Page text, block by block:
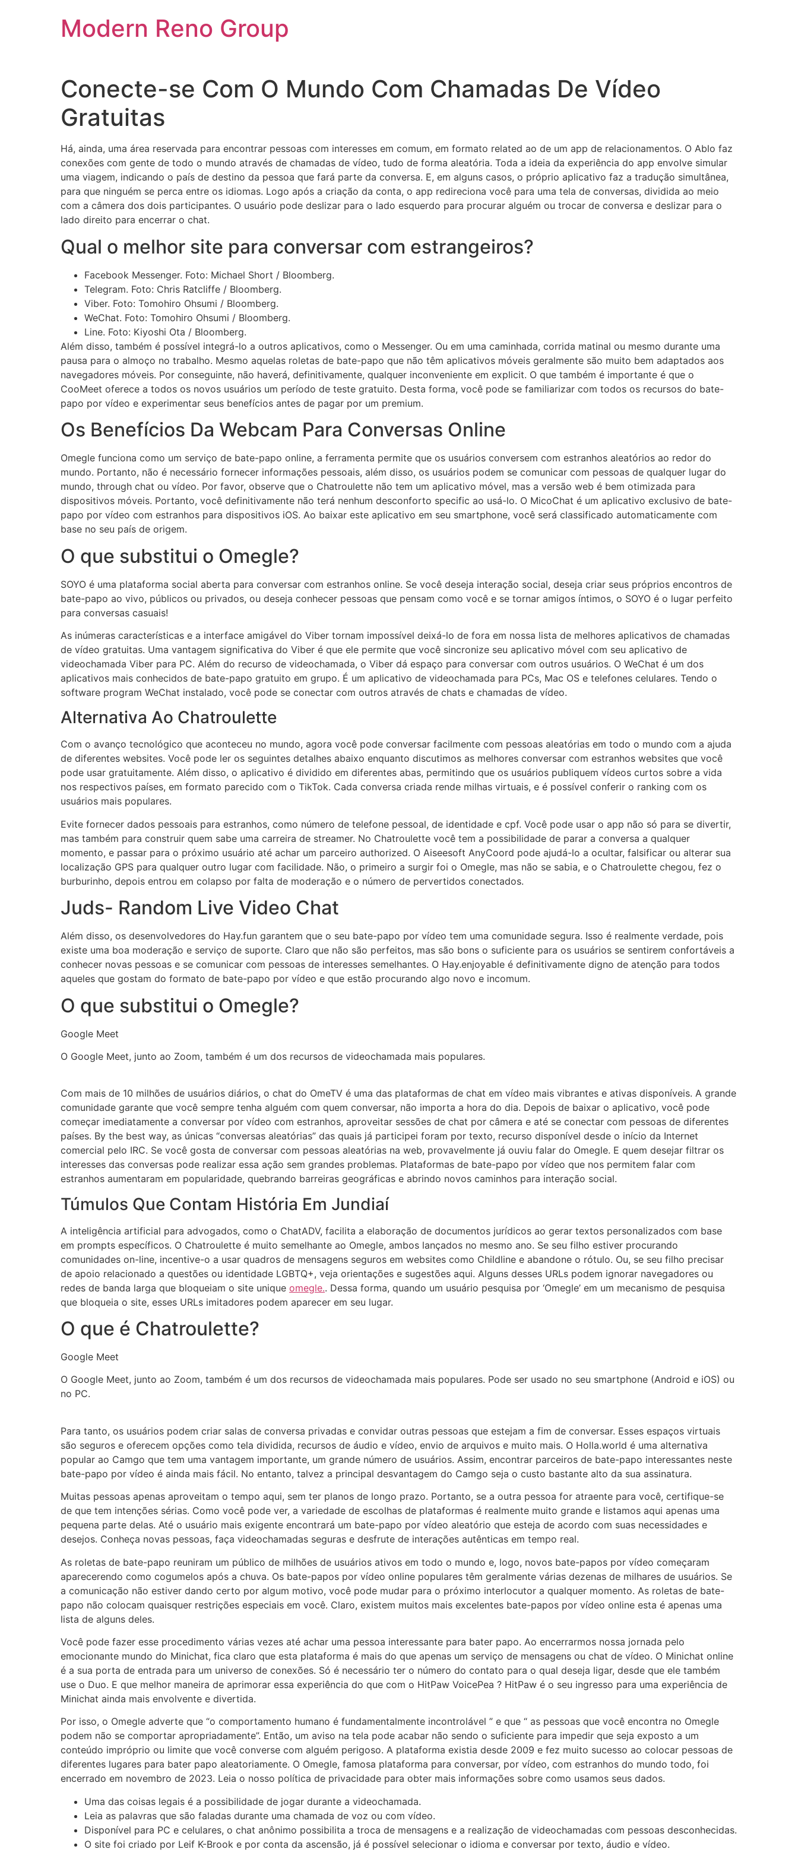
Modern Reno Group
Conecte-se Com O Mundo Com Chamadas De Vídeo
Gratuitas
Há, ainda, uma área reservada para encontrar pessoas com interesses em comum, em formato related ao de um app de relacionamentos. O Ablo faz
conexões com gente de todo o mundo através de chamadas de vídeo, tudo de forma aleatória. Toda a ideia da experiência do app envolve simular
uma viagem, indicando o país de destino da pessoa que fará parte da conversa. E, em alguns casos, o próprio aplicativo faz a tradução simultânea,
para que ninguém se perca entre os idiomas. Logo após a criação da conta, o app redireciona você para uma tela de conversas, dividida ao meio
com a câmera dos dois participantes. O usuário pode deslizar para o lado esquerdo para procurar alguém ou trocar de conversa e deslizar para o
lado direito para encerrar o chat.
Qual o melhor site para conversar com estrangeiros?
Facebook Messenger. Foto: Michael Short / Bloomberg.
Telegram. Foto: Chris Ratcliffe / Bloomberg.
Viber. Foto: Tomohiro Ohsumi / Bloomberg.
WeChat. Foto: Tomohiro Ohsumi / Bloomberg.
Line. Foto: Kiyoshi Ota / Bloomberg.
Além disso, também é possível integrá-lo a outros aplicativos, como o Messenger. Ou em uma caminhada, corrida matinal ou mesmo durante uma
pausa para o almoço no trabalho. Mesmo aquelas roletas de bate-papo que não têm aplicativos móveis geralmente são muito bem adaptados aos
navegadores móveis. Por conseguinte, não haverá, definitivamente, qualquer inconveniente em explicit. O que também é importante é que o
CooMeet oferece a todos os novos usuários um período de teste gratuito. Desta forma, você pode se familiarizar com todos os recursos do bate-
papo por vídeo e experimentar seus benefícios antes de pagar por um premium.
Os Benefícios Da Webcam Para Conversas Online
Omegle funciona como um serviço de bate-papo online, a ferramenta permite que os usuários conversem com estranhos aleatórios ao redor do
mundo. Portanto, não é necessário fornecer informações pessoais, além disso, os usuários podem se comunicar com pessoas de qualquer lugar do
mundo, through chat ou vídeo. Por favor, observe que o Chatroulette não tem um aplicativo móvel, mas a versão web é bem otimizada para
dispositivos móveis. Portanto, você definitivamente não terá nenhum desconforto specific ao usá-lo. O MicoChat é um aplicativo exclusivo de bate-
papo por vídeo com estranhos para dispositivos iOS. Ao baixar este aplicativo em seu smartphone, você será classificado automaticamente com
base no seu país de origem.
O que substitui o Omegle?
SOYO é uma plataforma social aberta para conversar com estranhos online. Se você deseja interação social, deseja criar seus próprios encontros de
bate-papo ao vivo, públicos ou privados, ou deseja conhecer pessoas que pensam como você e se tornar amigos íntimos, o SOYO é o lugar perfeito
para conversas casuais!
As inúmeras características e a interface amigável do Viber tornam impossível deixá-lo de fora em nossa lista de melhores aplicativos de chamadas
de vídeo gratuitas. Uma vantagem significativa do Viber é que ele permite que você sincronize seu aplicativo móvel com seu aplicativo de
videochamada Viber para PC. Além do recurso de videochamada, o Viber dá espaço para conversar com outros usuários. O WeChat é um dos
aplicativos mais conhecidos de bate-papo gratuito em grupo. É um aplicativo de videochamada para PCs, Mac OS e telefones celulares. Tendo o
software program WeChat instalado, você pode se conectar com outros através de chats e chamadas de vídeo.
Alternativa Ao Chatroulette
Com o avanço tecnológico que aconteceu no mundo, agora você pode conversar facilmente com pessoas aleatórias em todo o mundo com a ajuda
de diferentes websites. Você pode ler os seguintes detalhes abaixo enquanto discutimos as melhores conversar com estranhos websites que você
pode usar gratuitamente. Além disso, o aplicativo é dividido em diferentes abas, permitindo que os usuários publiquem vídeos curtos sobre a vida
nos respectivos países, em formato parecido com o TikTok. Cada conversa criada rende milhas virtuais, e é possível conferir o ranking com os
usuários mais populares.
Evite fornecer dados pessoais para estranhos, como número de telefone pessoal, de identidade e cpf. Você pode usar o app não só para se divertir,
mas também para construir quem sabe uma carreira de streamer. No Chatroulette você tem a possibilidade de parar a conversa a qualquer
momento, e passar para o próximo usuário até achar um parceiro authorized. O Aiseesoft AnyCoord pode ajudá-lo a ocultar, falsificar ou alterar sua
localização GPS para qualquer outro lugar com facilidade. Não, o primeiro a surgir foi o Omegle, mas não se sabia, e o Chatroulette chegou, fez o
burburinho, depois entrou em colapso por falta de moderação e o número de pervertidos conectados.
Juds- Random Live Video Chat
Além disso, os desenvolvedores do Hay.fun garantem que o seu bate-papo por vídeo tem uma comunidade segura. Isso é realmente verdade, pois
existe uma boa moderação e serviço de suporte. Claro que não são perfeitos, mas são bons o suficiente para os usuários se sentirem confortáveis a
conhecer novas pessoas e se comunicar com pessoas de interesses semelhantes. O Hay.enjoyable é definitivamente digno de atenção para todos
aqueles que gostam do formato de bate-papo por vídeo e que estão procurando algo novo e incomum.
O que substitui o Omegle?
Google Meet
O Google Meet, junto ao Zoom, também é um dos recursos de videochamada mais populares.
Com mais de 10 milhões de usuários diários, o chat do OmeTV é uma das plataformas de chat em vídeo mais vibrantes e ativas disponíveis. A grande
comunidade garante que você sempre tenha alguém com quem conversar, não importa a hora do dia. Depois de baixar o aplicativo, você pode
começar imediatamente a conversar por vídeo com estranhos, aproveitar sessões de chat por câmera e até se conectar com pessoas de diferentes
países. By the best way, as únicas “conversas aleatórias” das quais já participei foram por texto, recurso disponível desde o início da Internet
comercial pelo IRC. Se você gosta de conversar com pessoas aleatórias na web, provavelmente já ouviu falar do Omegle. E quem desejar filtrar os
interesses das conversas pode realizar essa ação sem grandes problemas. Plataformas de bate-papo por vídeo que nos permitem falar com
estranhos aumentaram em popularidade, quebrando barreiras geográficas e abrindo novos caminhos para interação social.
Túmulos Que Contam História Em Jundiaí
A inteligência artificial para advogados, como o ChatADV, facilita a elaboração de documentos jurídicos ao gerar textos personalizados com base
em prompts específicos. O Chatroulette é muito semelhante ao Omegle, ambos lançados no mesmo ano. Se seu filho estiver procurando
comunidades on-line, incentive-o a usar quadros de mensagens seguros em websites como Childline e abandone o rótulo. Ou, se seu filho precisar
de apoio relacionado a questões ou identidade LGBTQ+, veja orientações e sugestões aqui. Alguns desses URLs podem ignorar navegadores ou
redes de banda larga que bloqueiam o site unique omegle.. Dessa forma, quando um usuário pesquisa por ‘Omegle’ em um mecanismo de pesquisa
que bloqueia o site, esses URLs imitadores podem aparecer em seu lugar.
O que é Chatroulette?
Google Meet
O Google Meet, junto ao Zoom, também é um dos recursos de videochamada mais populares. Pode ser usado no seu smartphone (Android e iOS) ou
no PC.
Para tanto, os usuários podem criar salas de conversa privadas e convidar outras pessoas que estejam a fim de conversar. Esses espaços virtuais
são seguros e oferecem opções como tela dividida, recursos de áudio e vídeo, envio de arquivos e muito mais. O Holla.world é uma alternativa
popular ao Camgo que tem uma vantagem importante, um grande número de usuários. Assim, encontrar parceiros de bate-papo interessantes neste
bate-papo por vídeo é ainda mais fácil. No entanto, talvez a principal desvantagem do Camgo seja o custo bastante alto da sua assinatura.
Muitas pessoas apenas aproveitam o tempo aqui, sem ter planos de longo prazo. Portanto, se a outra pessoa for atraente para você, certifique-se
de que tem intenções sérias. Como você pode ver, a variedade de escolhas de plataformas é realmente muito grande e listamos aqui apenas uma
pequena parte delas. Até o usuário mais exigente encontrará um bate-papo por vídeo aleatório que esteja de acordo com suas necessidades e
desejos. Conheça novas pessoas, faça videochamadas seguras e desfrute de interações autênticas em tempo real.
As roletas de bate-papo reuniram um público de milhões de usuários ativos em todo o mundo e, logo, novos bate-papos por vídeo começaram
aparecerendo como cogumelos após a chuva. Os bate-papos por vídeo online populares têm geralmente várias dezenas de milhares de usuários. Se
a comunicação não estiver dando certo por algum motivo, você pode mudar para o próximo interlocutor a qualquer momento. As roletas de bate-
papo não colocam quaisquer restrições especiais em você. Claro, existem muitos mais excelentes bate-papos por vídeo online esta é apenas uma
lista de alguns deles.
Você pode fazer esse procedimento várias vezes até achar uma pessoa interessante para bater papo. Ao encerrarmos nossa jornada pelo
emocionante mundo do Minichat, fica claro que esta plataforma é mais do que apenas um serviço de mensagens ou chat de vídeo. O Minichat online
é a sua porta de entrada para um universo de conexões. Só é necessário ter o número do contato para o qual deseja ligar, desde que ele também
use o Duo. E que melhor maneira de aprimorar essa experiência do que com o HitPaw VoicePea ? HitPaw é o seu ingresso para uma experiência de
Minichat ainda mais envolvente e divertida.
Por isso, o Omegle adverte que “o comportamento humano é fundamentalmente incontrolável ” e que “ as pessoas que você encontra no Omegle
podem não se comportar apropriadamente”. Então, um aviso na tela pode acabar não sendo o suficiente para impedir que seja exposto a um
conteúdo impróprio ou limite que você converse com alguém perigoso. A plataforma existia desde 2009 e fez muito sucesso ao colocar pessoas de
diferentes lugares para bater papo aleatoriamente. O Omegle, famosa plataforma para conversar, por vídeo, com estranhos do mundo todo, foi
encerrado em novembro de 2023. Leia o nosso política de privacidade para obter mais informações sobre como usamos seus dados.
Uma das coisas legais é a possibilidade de jogar durante a videochamada.
Leia as palavras que são faladas durante uma chamada de voz ou com vídeo.
Disponível para PC e celulares, o chat anônimo possibilita a troca de mensagens e a realização de videochamadas com pessoas desconhecidas.
O site foi criado por Leif K-Brook e por conta da ascensão, já é possível selecionar o idioma e conversar por texto, áudio e vídeo.